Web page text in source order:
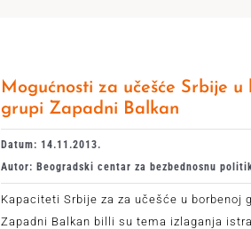
Mogućnosti za učešće Srbije u
grupi Zapadni Balkan
Datum: 14.11.2013.
Autor: Beogradski centar za bezbednosnu
Kapaciteti Srbije za za učešće u borbenoj
Zapadni Balkan billi su tema izlaganja